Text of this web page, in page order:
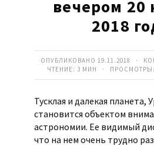
вечером 20
2018
ОПУБЛИКОВАНО 19.11.2018 ·
ЧТЕНИЕ: 3 МИН · ПРОСМОТРЫ:
Тусклая и далекая планета,
становится объектом
астрономии. Ее видимый
что на нем очень трудно